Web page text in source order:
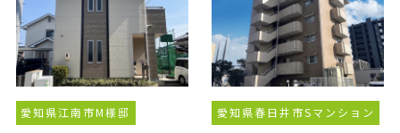
愛知県江南市M様邸 愛知県春日井市Sマンション